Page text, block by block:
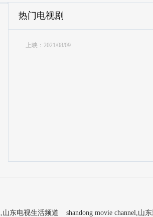
热门电视剧
上映：2021/08/09
山东电视生活频道
shandong movie channel,山